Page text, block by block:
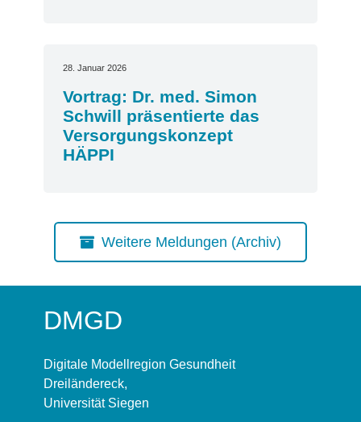
28. Januar 2026
Vortrag: Dr. med. Simon
Schwill präsentierte das
Versorgungskonzept
HÄPPI
Weitere Meldungen (Archiv)
DMGD
Digitale Modellregion Gesundheit
Dreiländereck,
Universität Siegen